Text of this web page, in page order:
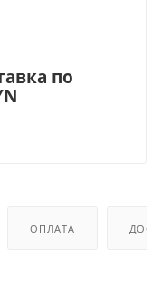
по
ОПЛАТА